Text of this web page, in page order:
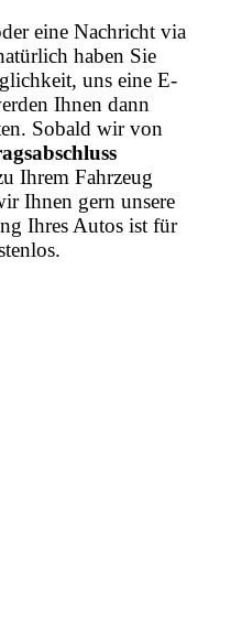
eine Nachricht via
haben Sie
uns eine E-
Ihnen dann
Sobald wir von
Ihrem Fahrzeug
Ihnen gern unsere
Ihres Autos ist für